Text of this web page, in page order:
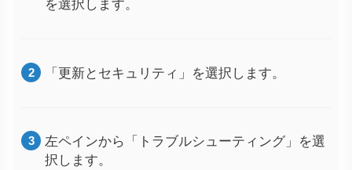
「更新とセキュリティ」を選択します。
左ペインから「トラブルシューティング」を選
択します。